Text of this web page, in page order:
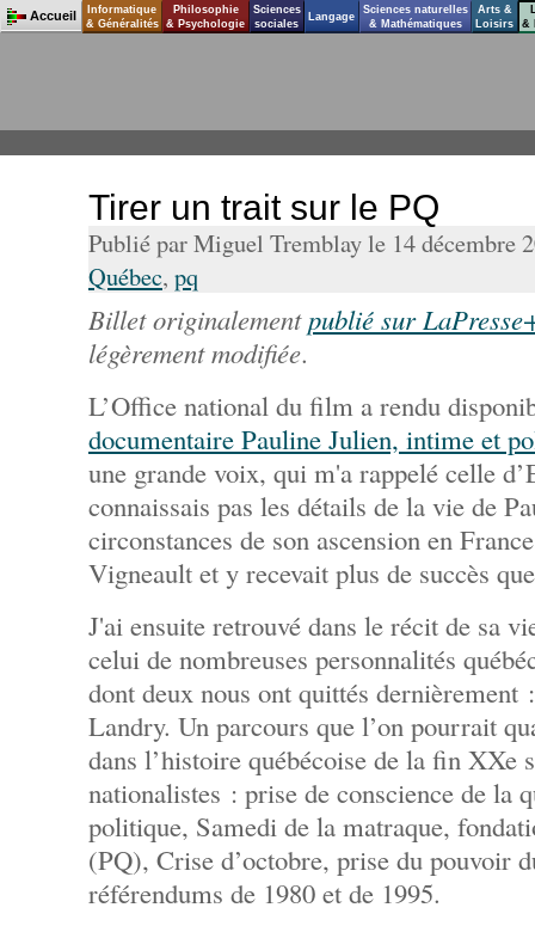
Tirer un trait sur le PQ
Publié par Miguel Tremblay le 14 décembre
Québec, pq
Billet originalementpublié sur
légèrement modifiée.
L’Office national du film a rendu
documentaire Pauline Julien, intime et
une grande voix, qui m'a rappelé celle
connaissais pas les détails de la vie de
circonstances de son ascension en
Vigneault et y recevait plus de succès
J'ai ensuite retrouvé dans le récit de sa
celui de nombreuses personnalités
dont deux nous ont quittés dernièrement
Landry. Un parcours que l’on pourrait
dans l’histoire québécoise de la fin XXe
nationalistes : prise de conscience de la
politique, Samedi de la matraque,
(PQ), Crise d’octobre, prise du pouvoir
référendums de 1980 et de 1995.
Accueil
Informatique
& Généralités
Philosophie
& Psychologie
Sciences
sociales
Langage
Sciences naturelles
& Mathématiques
Arts &
Loisirs
&